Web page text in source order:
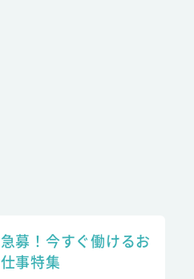
急募！今すぐ働けるお
仕事特集